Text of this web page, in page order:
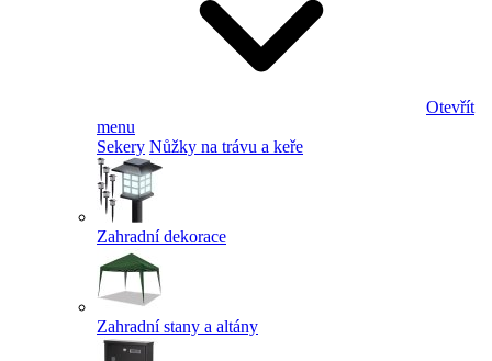
Otevřít
menu
Sekery Nůžky na trávu a keře
Zahradní dekorace
Zahradní stany a altány